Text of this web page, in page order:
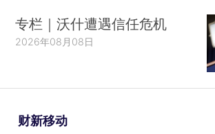
专栏｜沃什遭遇信任危机
2026年08月08日
财新移动